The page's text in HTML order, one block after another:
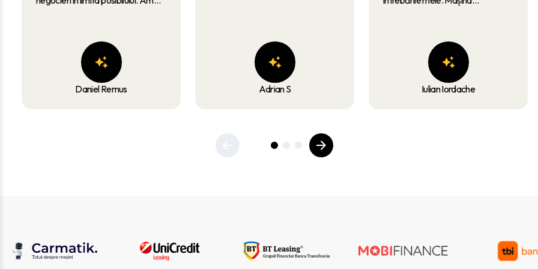
de iarna ale masinii + 1 plin de
carburant caldou. RECOMAND!
Daniel Remus Adrian S
încredere acest dealer tuturor
celor care caută seriozitate și
servicii de calitate!
Iulian Iordache